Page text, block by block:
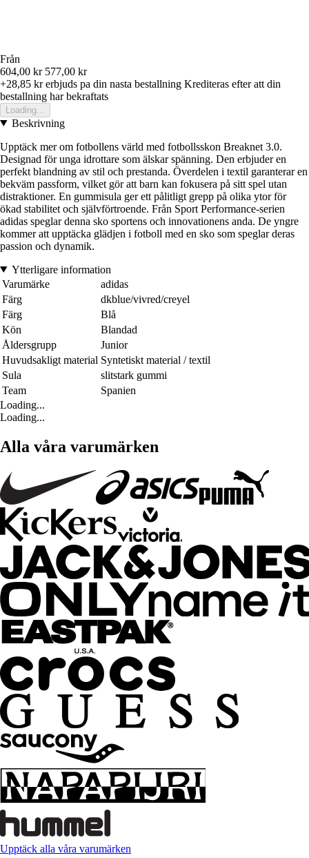
Från
604,00 kr 577,00 kr
+28,85 krerbjuds pa din nasta bestallning Krediteras efter att din
bestallning har bekraftats
Loading...
Beskrivning
Upptäck mer om fotbollens värld med fotbollsskon Breaknet 3.0.
Designad för unga idrottare som älskar spänning. Den erbjuder en
perfekt blandning av stil och prestanda. Överdelen i textil garanterar en
bekväm passform, vilket gör att barn kan fokusera på sitt spel utan
distraktioner. En gummisula ger ett pålitligt grepp på olika ytor för
ökad stabilitet och självförtroende. Från Sport Performance-serien
adidas speglar denna sko sportens och innovationens anda. De yngre
kommer att upptäcka glädjen i fotboll med en sko som speglar deras
passion och dynamik.
Ytterligare information
Varumärke
adidas
Färg
dkblue/vivred/creyel
Färg
Blå
Kön
Blandad
Åldersgrupp
Junior
Huvudsakligt material Syntetiskt material / textil
Sula
slitstark gummi
Team
Spanien
Loading...
Loading...
Alla våra varumärken
Upptäck alla våra varumärken